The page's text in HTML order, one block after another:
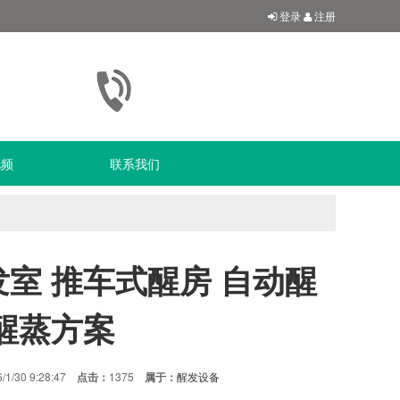
登录 注册
联系我们
推车式醒房 自动醒
蒸方案
1/30 9:28:47 点击： 1375 属于： 醒发设备